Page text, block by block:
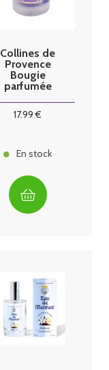
Collines de
Provence
Bougie
parfumée
17.99 €
En stock